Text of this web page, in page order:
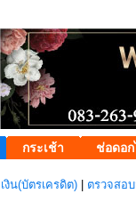
กระเช้า ช่อดอ
งิน(บัตรเครดิต) ตรวจสอ